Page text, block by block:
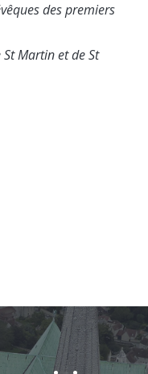
des premiers
Martin et de St